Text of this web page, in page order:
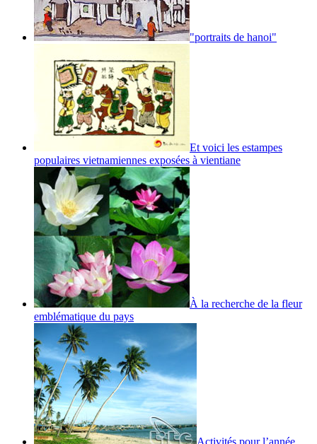
"portraits de hanoi"
Et voici les estampes
populaires vietnamiennes exposées à vientiane
À la recherche de la fleur
emblématique du pays